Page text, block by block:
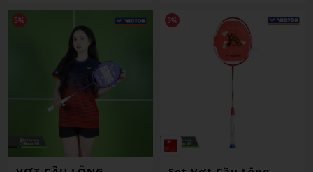
5% 3%